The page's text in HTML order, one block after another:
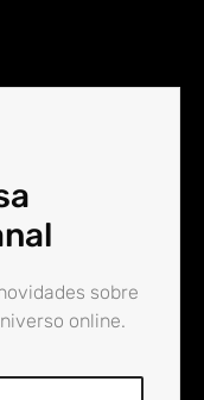
sobre
online.